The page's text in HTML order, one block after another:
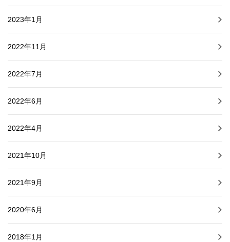
2023年1月
2022年11月
2022年7月
2022年6月
2022年4月
2021年10月
2021年9月
2020年6月
2018年1月